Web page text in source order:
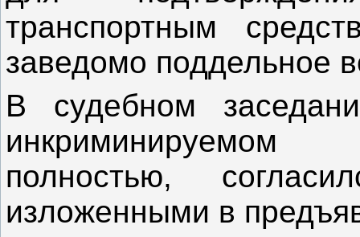
транспортным
заведомо поддельное
В судебном
инкриминируемом
полностью,
изложенными в